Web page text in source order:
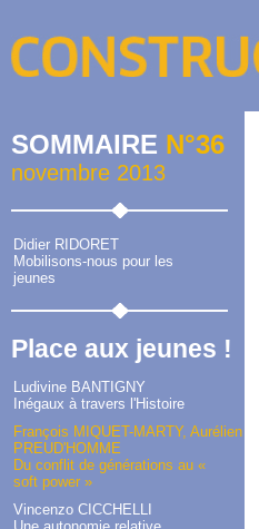
SOMMAIRE N°36
novembre 2013
Didier RIDORET
Mobilisons-nous pour les
jeunes
Place aux jeunes !
Ludivine BANTIGNY
Inégaux à travers l'Histoire
François MIQUET-MARTY, Aurélien
PREUD'HOMME
Du conflit de générations au «
soft power »
Vincenzo CICCHELLI